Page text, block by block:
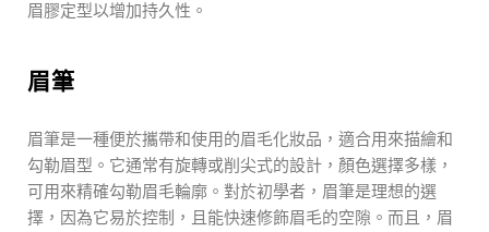
眉膠定型以增加持久性。
眉筆
眉筆是一種便於攜帶和使用的眉毛化妝品，適合用來描繪和
勾勒眉型。它通常有旋轉或削尖式的設計，顏色選擇多樣，
可用來精確勾勒眉毛輪廓。對於初學者，眉筆是理想的選
擇，因為它易於控制，且能快速修飾眉毛的空隙。而且，眉